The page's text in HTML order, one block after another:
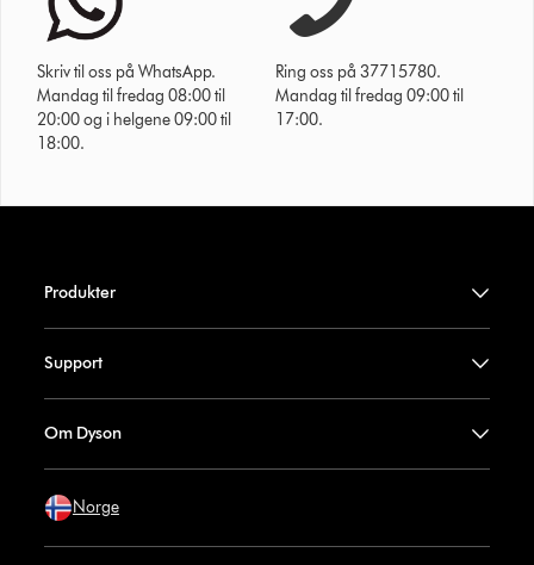
Skriv til oss på WhatsApp.
Mandag til fredag 08:00 til
20:00 og i helgene 09:00 til
18:00.
Ring oss på 37715780.
Mandag til fredag 09:00 til
17:00.
Produkter
Support
Om Dyson
Norge